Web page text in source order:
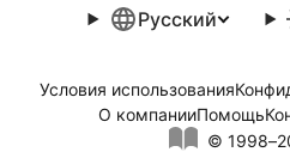
Русский
©
Условия использования
О компанииПомощь